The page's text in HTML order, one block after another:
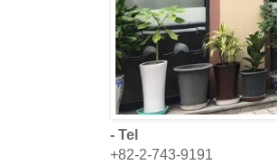
- Tel
+82-2-743-9191